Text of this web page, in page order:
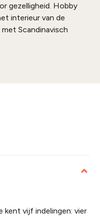
gezelligheid. Hobby
interieur van de
Scandinavisch
kent vijf indelingen: vier